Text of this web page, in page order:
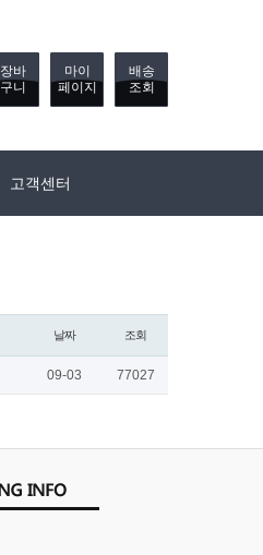
장바
구니
마이
페이지
배송
조회
고객센터
날짜 조회
09-03 77027